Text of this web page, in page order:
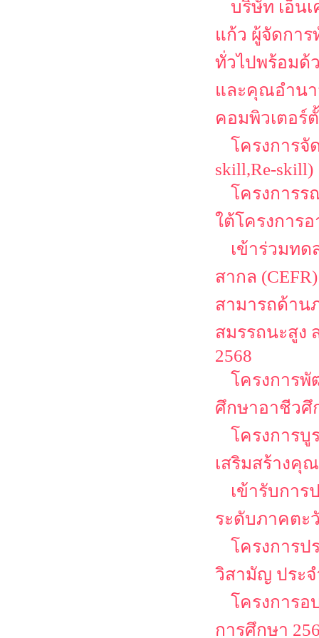
บริษัท เอ็น
แก้ว ผู้จัดกา
ทั่วไปพร้อมด้
และคุณอำนา
คอมพิวเตอร์
โครงการจั
skill,Re-skill)
โครงการ
ใต้โครงการ
เข้าร่วมท
สากล
สามารถด้าน
สมรรถนะสูง
2568
โครงการพั
ศึกษาอาชีวศึ
โครงการ
เสริมสร้างคุ
เข้ารับการ
ระดับภาคตะ
โครงการป
วิสามัญ ประจ
โครงการอ
การศึกษา